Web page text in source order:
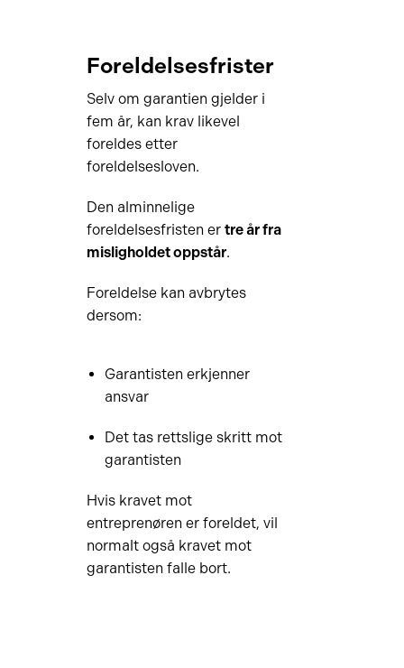
Foreldelsesfrister
Selv om garantien gjelder i
fem år, kan krav likevel
foreldes etter
foreldelsesloven.
Den alminnelige
foreldelsesfristen er tre år fra
misligholdet oppstår.
Foreldelse kan avbrytes
dersom:
Garantisten erkjenner
ansvar
Det tas rettslige skritt mot
garantisten
Hvis kravet mot
entreprenøren er foreldet, vil
normalt også kravet mot
garantisten falle bort.